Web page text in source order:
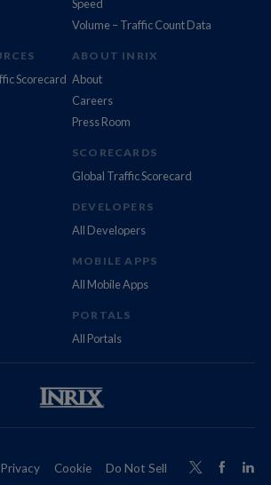
Speed
Volume – Traffic Count Data
Scorecard
ABOUT INRIX
About
Careers
Press Room
SCORECARDS
Global Traffic Scorecard
DEVELOPERS
All Developers
MOBILE APPS
All Mobile Apps
PORTALS
All Portals
Privacy
Cookie
Do Not Sell